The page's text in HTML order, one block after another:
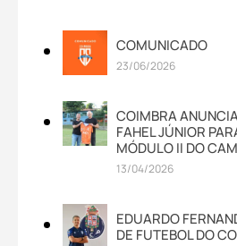
COMUNICADO
23/06/2026
COIMBRA
FAHEL JÚNIOR
MÓDULO II DO
13/04/2026
EDUARDO
DE FUTEBOL DO